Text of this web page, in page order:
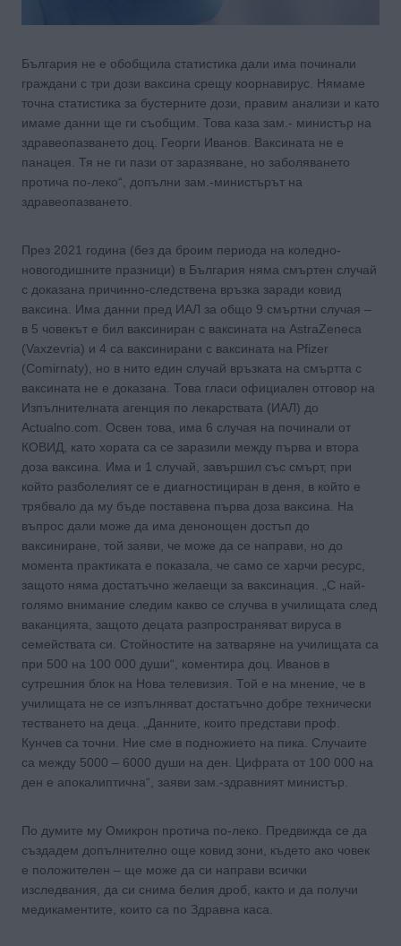
България не е обобщила статистика дали има починали
граждани с три дози ваксина срещу коорнавирус. Нямаме
точна статистика за бустерните дози, правим анализи и като
имаме данни ще ги съобщим. Това каза зам.- министър на
здравеопазването доц. Георги Иванов. Ваксината не е
панацея. Тя не ги пази от заразяване, но заболяването
протича по-леко“, допълни зам.-министърът на
здравеопазването.
През 2021 година (без да броим периода на коледно-
новогодишните празници) в България няма смъртен случай
с доказана причинно-следствена връзка заради ковид
ваксина. Има данни пред ИАЛ за общо 9 смъртни случая –
в 5 човекът е бил ваксиниран с ваксината на AstraZeneca
(Vaxzevria) и 4 са ваксинирани с ваксината на Pfizer
(Comirnaty), но в нито един случай връзката на смъртта с
ваксината не е доказана. Това гласи официален отговор на
Изпълнителната агенция по лекарствата (ИАЛ) до
Actualno.com. Освен това, има 6 случая на починали от
КОВИД, като хората са се заразили между първа и втора
доза ваксина. Има и 1 случай, завършил със смърт, при
който разболелият се е диагностициран в деня, в който е
трябвало да му бъде поставена първа доза ваксина. На
въпрос дали може да има денонощен достъп до
ваксиниране, той заяви, че може да се направи, но до
момента практиката е показала, че само се харчи ресурс,
защото няма достатъчно желаещи за ваксинация. „С най-
голямо внимание следим какво се случва в училищата след
ваканцията, защото децата разпространяват вируса в
семействата си. Стойностите на затваряне на училищата са
при 500 на 100 000 души“, коментира доц. Иванов в
сутрешния блок на Нова телевизия. Той е на мнение, че в
училищата не се изпълняват достатъчно добре технически
тестването на деца. „Данните, които представи проф.
Кунчев са точни. Ние сме в подножието на пика. Случаите
са между 5000 – 6000 души на ден. Цифрата от 100 000 на
ден е апокалиптична“, заяви зам.-здравният министър.
По думите му Омикрон протича по-леко. Предвижда се да
създадем допълнително още ковид зони, където ако човек
е положителен – ще може да си направи всички
изследвания, да си снима белия дроб, както и да получи
медикаментите, които са по Здравна каса.